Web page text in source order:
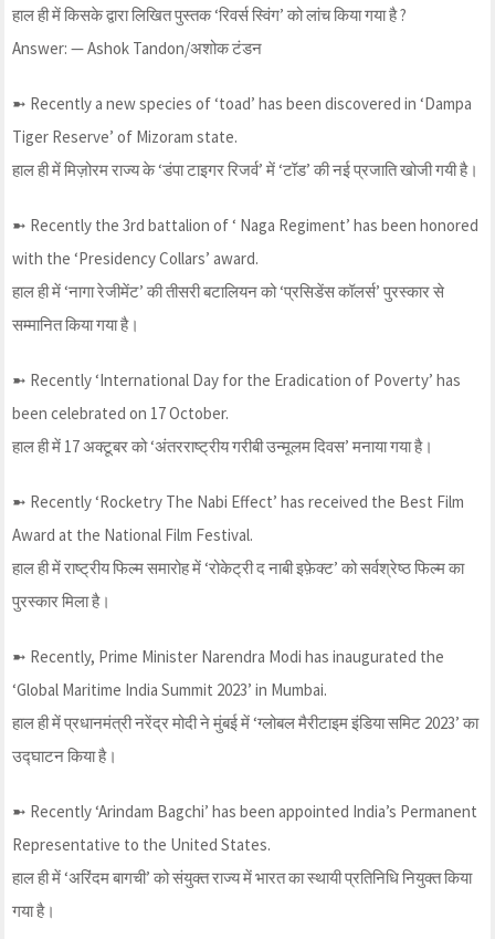
हाल ही में किसके द्वारा लिखित पुस्तक ‘रिवर्स स्विंग’ को लांच किया गया है ?
Answer: — Ashok Tandon/अशोक टंडन
➼ Recently a new species of ‘toad’ has been discovered in ‘Dampa
Tiger Reserve’ of Mizoram state.
हाल ही में मिज़ोरम राज्य के ‘डंपा टाइगर रिजर्व’ में ‘टॉड’ की नई प्रजाति खोजी गयी है।
➼ Recently the 3rd battalion of ‘ Naga Regiment’ has been honored
with the ‘Presidency Collars’ award.
हाल ही में ‘नागा रेजीमेंट’ की तीसरी बटालियन को ‘प्रसिडेंस कॉलर्स’ पुरस्कार से
सम्मानित किया गया है।
➼ Recently ‘International Day for the Eradication of Poverty’ has
been celebrated on 17 October.
हाल ही में 17 अक्टूबर को ‘अंतरराष्ट्रीय गरीबी उन्मूलम दिवस’ मनाया गया है।
➼ Recently ‘Rocketry The Nabi Effect’ has received the Best Film
Award at the National Film Festival.
हाल ही में राष्ट्रीय फिल्म समारोह में ‘रोकेट्री द नाबी इफ़ेक्ट’ को सर्वश्रेष्ठ फिल्म का
पुरस्कार मिला है।
➼ Recently, Prime Minister Narendra Modi has inaugurated the
‘Global Maritime India Summit 2023’ in Mumbai.
हाल ही में प्रधानमंत्री नरेंद्र मोदी ने मुंबई में ‘ग्लोबल मैरीटाइम इंडिया समिट 2023’ का
उद्घाटन किया है।
➼ Recently ‘Arindam Bagchi’ has been appointed India’s Permanent
Representative to the United States.
हाल ही में ‘अरिंदम बागची’ को संयुक्त राज्य में भारत का स्थायी प्रतिनिधि नियुक्त किया
गया है।